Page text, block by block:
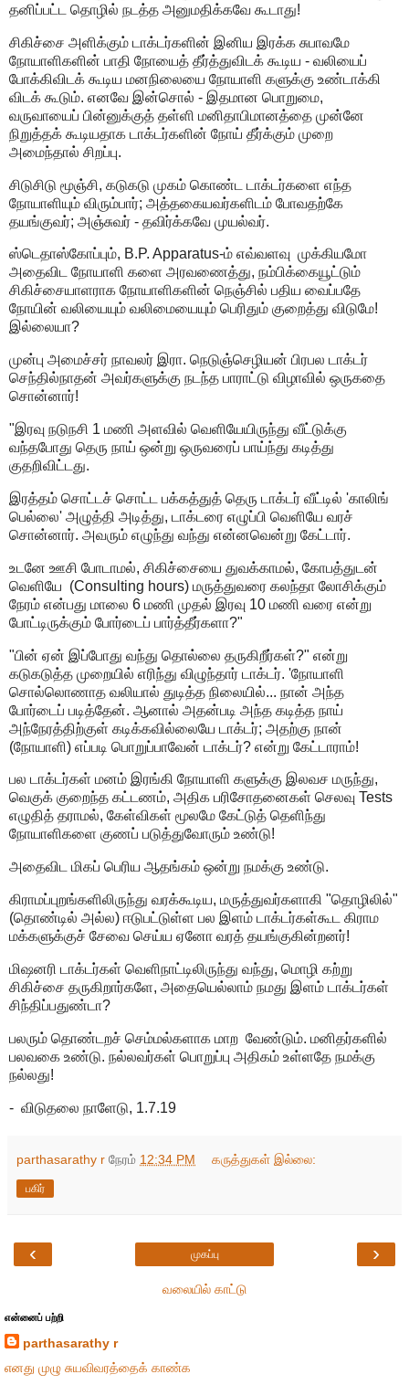
தனிப்பட்ட தொழில் நடத்த அனுமதிக்கவே கூடாது!
சிகிச்சை அளிக்கும் டாக்டர்களின் இனிய இரக்க சுபாவமே
நோயாளிகளின் பாதி நோயைத் தீர்த்துவிடக் கூடிய - வலியைப்
போக்கிவிடக் கூடிய மனநிலையை நோயாளி களுக்கு உண்டாக்கி
விடக் கூடும். எனவே இன்சொல் - இதமான பொறுமை,
வருவாயைப் பின்னுக்குத் தள்ளி மனிதாபிமானத்தை முன்னே
நிறுத்தக் கூடியதாக டாக்டர்களின் நோய் தீர்க்கும் முறை
அமைந்தால் சிறப்பு.
சிடுசிடு மூஞ்சி, கடுகடு முகம் கொண்ட டாக்டர்களை எந்த
நோயாளியும் விரும்பார்; அத்தகையவர்களிடம் போவதற்கே
தயங்குவர்; அஞ்சுவர் - தவிர்க்கவே முயல்வர்.
ஸ்டெதாஸ்கோப்பும், B.P. Apparatus-ம் எவ்வளவு முக்கியமோ
அதைவிட நோயாளி களை அரவணைத்து, நம்பிக்கையூட்டும்
சிகிச்சையாளராக நோயாளிகளின் நெஞ்சில் பதிய வைப்பதே
நோயின் வலியையும் வலிமையையும் பெரிதும் குறைத்து விடுமே!
இல்லையா?
முன்பு அமைச்சர் நாவலர் இரா. நெடுஞ்செழியன் பிரபல டாக்டர்
செந்தில்நாதன் அவர்களுக்கு நடந்த பாராட்டு விழாவில் ஒருகதை
சொன்னார்!
"இரவு நடுநசி 1 மணி அளவில் வெளியேயிருந்து வீட்டுக்கு
வந்தபோது தெரு நாய் ஒன்று ஒருவரைப் பாய்ந்து கடித்து
குதறிவிட்டது.
இரத்தம் சொட்டச் சொட்ட பக்கத்துத் தெரு டாக்டர் வீட்டில் 'காலிங்
பெல்லை' அழுத்தி அடித்து, டாக்டரை எழுப்பி வெளியே வரச்
சொன்னார். அவரும் எழுந்து வந்து என்னவென்று கேட்டார்.
உடனே ஊசி போடாமல், சிகிச்சையை துவக்காமல், கோபத்துடன்
வெளியே (Consulting hours) மருத்துவரை கலந்தா லோசிக்கும்
நேரம் என்பது மாலை 6 மணி முதல் இரவு 10 மணி வரை என்று
போட்டிருக்கும் போர்டைப் பார்த்தீர்களா?"
"பின் ஏன் இப்போது வந்து தொல்லை தருகிறீர்கள்?" என்று
கடுகடுத்த முறையில் எரிந்து விழுந்தார் டாக்டர். 'நோயாளி
சொல்லொணாத வலியால் துடித்த நிலையில்... நான் அந்த
போர்டைப் படித்தேன். ஆனால் அதன்படி அந்த கடித்த நாய்
அந்நேரத்திற்குள் கடிக்கவில்லையே டாக்டர்; அதற்கு நான்
(நோயாளி) எப்படி பொறுப்பாவேன் டாக்டர்? என்று கேட்டாராம்!
பல டாக்டர்கள் மனம் இரங்கி நோயாளி களுக்கு இலவச மருந்து,
வெகுக் குறைந்த கட்டணம், அதிக பரிசோதனைகள் செலவு Tests
எழுதித் தராமல், கேள்விகள் மூலமே கேட்டுத் தெளிந்து
நோயாளிகளை குணப் படுத்துவோரும் உண்டு!
அதைவிட மிகப் பெரிய ஆதங்கம் ஒன்று நமக்கு உண்டு.
கிராமப்புறங்களிலிருந்து வரக்கூடிய, மருத்துவர்களாகி "தொழிலில்"
(தொண்டில் அல்ல) ஈடுபட்டுள்ள பல இளம் டாக்டர்கள்கூட கிராம
மக்களுக்குச் சேவை செய்ய ஏனோ வரத் தயங்குகின்றனர்!
மிஷனரி டாக்டர்கள் வெளிநாட்டிலிருந்து வந்து, மொழி கற்று
சிகிச்சை தருகிறார்களே, அதையெல்லாம் நமது இளம் டாக்டர்கள்
சிந்திப்பதுண்டா?
பலரும் தொண்டறச் செம்மல்களாக மாற வேண்டும். மனிதர்களில்
பலவகை உண்டு. நல்லவர்கள் பொறுப்பு அதிகம் உள்ளதே நமக்கு
நல்லது!
- விடுதலை நாளேடு, 1.7.19
parthasarathy r நேரம் 12:34 PM கருத்துகள் இல்லை:
பகிர்
‹ ›
முகப்பு
வலையில் காட்டு
என்னைப் பற்றி
parthasarathy r
எனது முழு சுயவிவரத்தைக் காண்க